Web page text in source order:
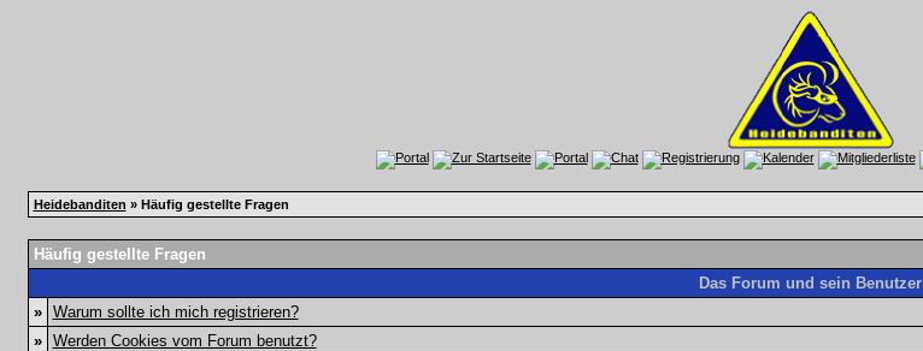
Heidebanditen » Häufig gestellte Fragen
Häufig gestellte Fragen
Das Forum und sein Benutzer
»
Warum sollte ich mich registrieren?
»
Werden Cookies vom Forum benutzt?